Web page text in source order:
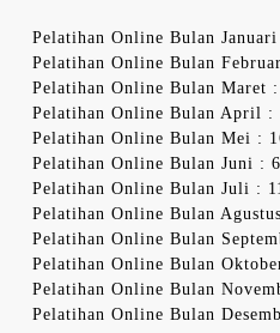
Pelatihan Online Bulan
Pelatihan Online Bulan
Pelatihan Online Bulan Maret
Pelatihan Online Bulan April :
Pelatihan Online Bulan Mei :
Pelatihan Online Bulan Juni :
Pelatihan Online Bulan Juli :
Pelatihan Online Bulan
Pelatihan Online Bulan
Pelatihan Online Bulan
Pelatihan Online Bulan
Pelatihan Online Bulan